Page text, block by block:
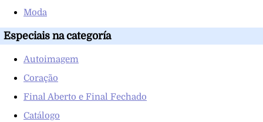
Moda
Especiais na categoría
Autoimagem
Coração
Final Aberto e Final Fechado
Catálogo